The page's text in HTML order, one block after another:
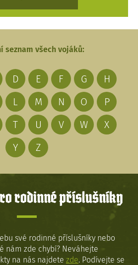
seznam všech vojáků:
D E F G
H
L M N O
P
T U V W
X
Y
Z
rodinné příslušníky
své rodinné příslušníky nebo
nám zde chybí? Neváhejte
na nás najdete zde. Podívejte se